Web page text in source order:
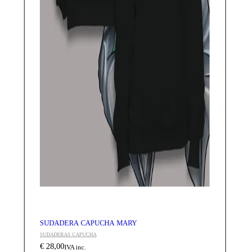
SUDADERA CAPUCHA MARY
SUDADERAS CAPUCHA
€ 28,00IVA inc.